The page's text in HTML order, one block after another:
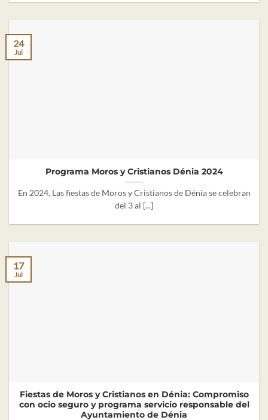
Programa Moros y Cristianos Dénia 2024
En 2024, Las fiestas de Moros y Cristianos de Dénia se celebran
del 3 al [...]
24
Jul
Fiestas de Moros y Cristianos en Dénia: Compromiso
con ocio seguro y programa servicio responsable del
Ayuntamiento de Dénia
17
Jul